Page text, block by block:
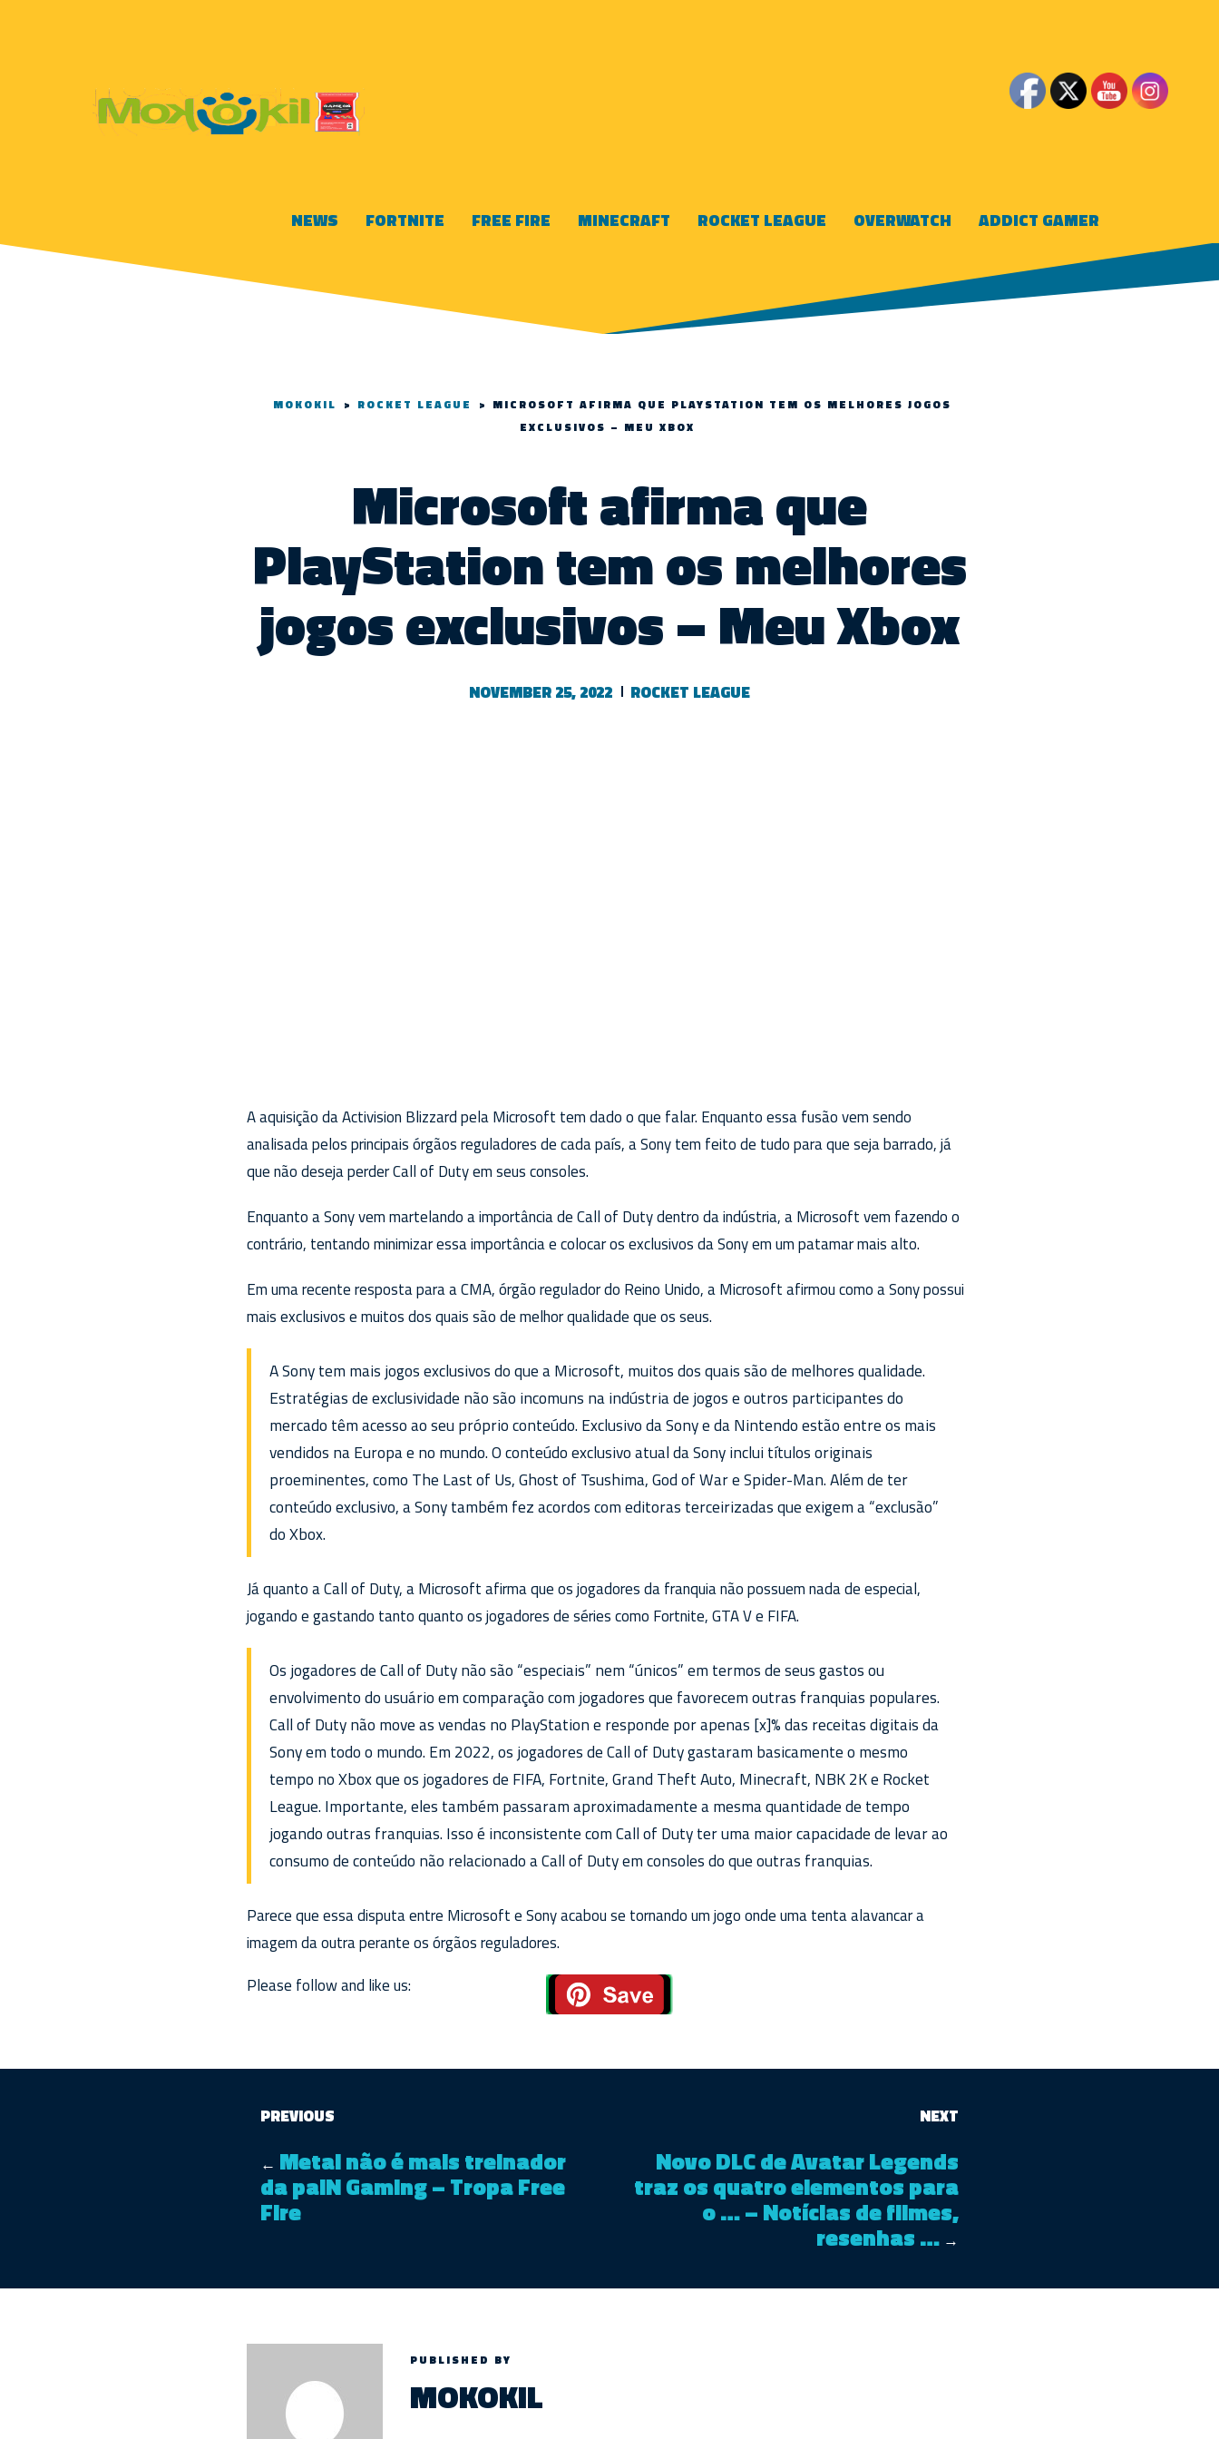
NEWS FORTNITE FREE FIRE MINECRAFT ROCKET LEAGUE OVERWATCH ADDICT GAMER
MOKOKIL > ROCKET LEAGUE > MICROSOFT AFIRMA QUE PLAYSTATION TEM OS MELHORES JOGOS
EXCLUSIVOS – MEU XBOX
Microsoft afirma que
PlayStation tem os melhores
jogos exclusivos – Meu Xbox
NOVEMBER 25, 2022 ROCKET LEAGUE
A aquisição da Activision Blizzard pela Microsoft tem dado o que falar. Enquanto essa fusão vem sendo
analisada pelos principais órgãos reguladores de cada país, a Sony tem feito de tudo para que seja barrado, já
que não deseja perder Call of Duty em seus consoles.
Enquanto a Sony vem martelando a importância de Call of Duty dentro da indústria, a Microsoft vem fazendo o
contrário, tentando minimizar essa importância e colocar os exclusivos da Sony em um patamar mais alto.
Em uma recente resposta para a CMA, órgão regulador do Reino Unido, a Microsoft afirmou como a Sony possui
mais exclusivos e muitos dos quais são de melhor qualidade que os seus.
A Sony tem mais jogos exclusivos do que a Microsoft, muitos dos quais são de melhores qualidade.
Estratégias de exclusividade não são incomuns na indústria de jogos e outros participantes do
mercado têm acesso ao seu próprio conteúdo. Exclusivo da Sony e da Nintendo estão entre os mais
vendidos na Europa e no mundo. O conteúdo exclusivo atual da Sony inclui títulos originais
proeminentes, como The Last of Us, Ghost of Tsushima, God of War e Spider-Man. Além de ter
conteúdo exclusivo, a Sony também fez acordos com editoras terceirizadas que exigem a “exclusão”
do Xbox.
Já quanto a Call of Duty, a Microsoft afirma que os jogadores da franquia não possuem nada de especial,
jogando e gastando tanto quanto os jogadores de séries como Fortnite, GTA V e FIFA.
Os jogadores de Call of Duty não são “especiais” nem “únicos” em termos de seus gastos ou
envolvimento do usuário em comparação com jogadores que favorecem outras franquias populares.
Call of Duty não move as vendas no PlayStation e responde por apenas [x]% das receitas digitais da
Sony em todo o mundo. Em 2022, os jogadores de Call of Duty gastaram basicamente o mesmo
tempo no Xbox que os jogadores de FIFA, Fortnite, Grand Theft Auto, Minecraft, NBK 2K e Rocket
League. Importante, eles também passaram aproximadamente a mesma quantidade de tempo
jogando outras franquias. Isso é inconsistente com Call of Duty ter uma maior capacidade de levar ao
consumo de conteúdo não relacionado a Call of Duty em consoles do que outras franquias.
Parece que essa disputa entre Microsoft e Sony acabou se tornando um jogo onde uma tenta alavancar a
imagem da outra perante os órgãos reguladores.
Please follow and like us:
PREVIOUS
← Metal não é mais treinador
da paiN Gaming – Tropa Free
Fire
NEXT
Novo DLC de Avatar Legends
traz os quatro elementos para
o … – Notícias de filmes,
resenhas … →
PUBLISHED BY
MOKOKIL